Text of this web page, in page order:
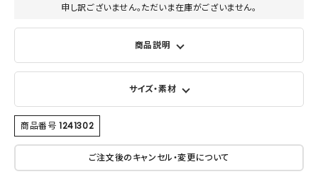
申し訳ございません。ただいま在庫がございません。
商品説明
サイズ・素材
商品番号 1241302
ご注文後のキャンセル・変更について